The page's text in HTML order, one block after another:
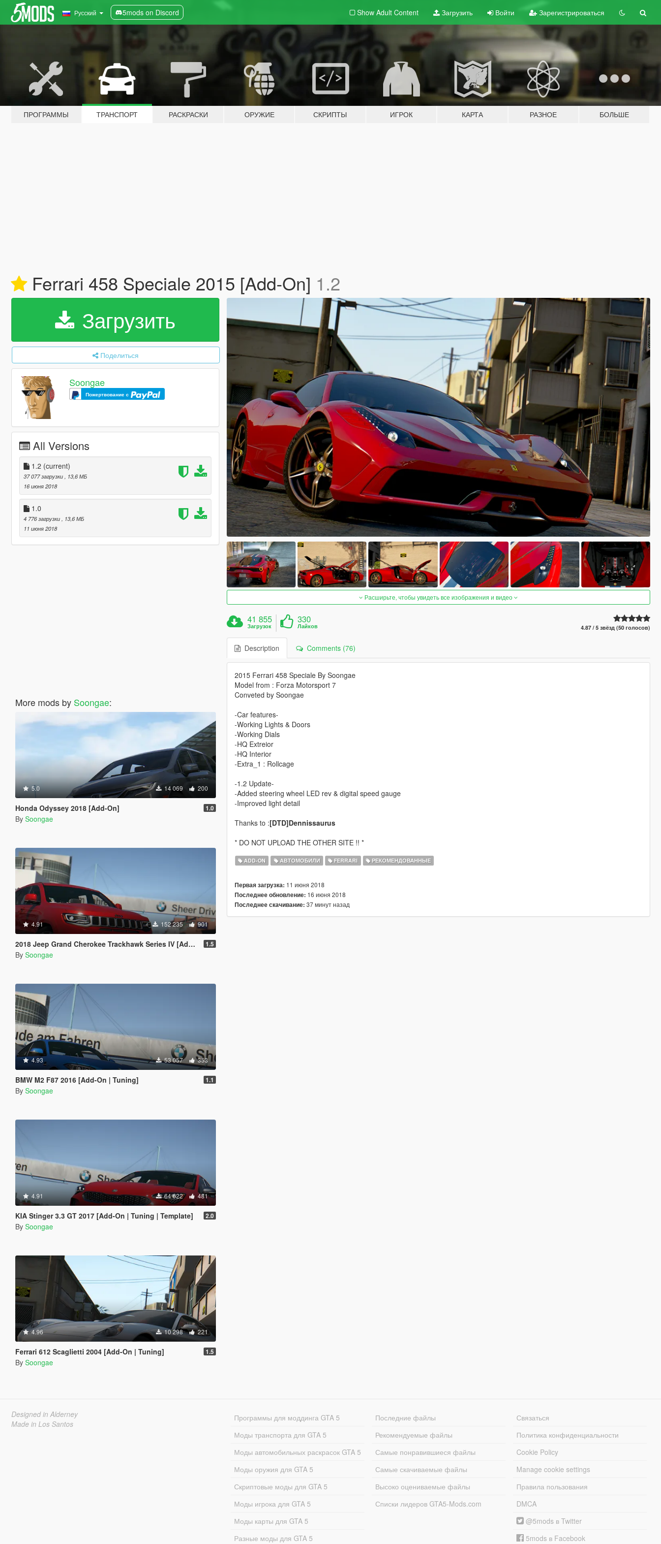
Русский 5mods on Discord Show Adult Content Загрузить Войти Зарегистрироваться
ПРОГРАММЫ ТРАНСПОРТ РАСКРАСКИ ОРУЖИЕ СКРИПТЫ ИГРОК КАРТА РАЗНОЕ БОЛЬШЕ
Ferrari 458 Speciale 2015 [Add-On] 1.2
Загрузить
Поделиться
Soongae
Пожертвование с
All Versions
1.2 (current)
37 077 загрузки
, 13,6 МБ
16 июня 2018
1.0
4 776 загрузки
, 13,6 МБ
11 июня 2018
More mods by Soongae:
5.0 14 069 200
Honda Odyssey 2018 [Add-On] 1.0
By Soongae
4.91 152 235 901
2018 Jeep Grand Cherokee Trackhawk Series IV [Add-On Tuning] 1.5
By Soongae
4.93 53 057 353
BMW M2 F87 2016 [Add-On | Tuning] 1.1
By Soongae
4.91 64 622 481
KIA Stinger 3.3 GT 2017 [Add-On | Tuning | Template] 2.0
By Soongae
4.96 10 298 221
Ferrari 612 Scaglietti 2004 [Add-On | Tuning] 1.5
By Soongae
Расширьте, чтобы увидеть все изображения и видео
41 855
Загрузок
330
Лайков 4.87 / 5 звёзд (50 голосов)
Description Comments (76)
2015 Ferrari 458 Speciale By Soongae
Model from : Forza Motorsport 7
Conveted by Soongae
-Car features-
-Working Lights & Doors
-Working Dials
-HQ Extreior
-HQ Interior
-Extra_1 : Rollcage
-1.2 Update-
-Added steering wheel LED rev & digital speed gauge
-Improved light detail
Thanks to :[DTD]Dennissaurus
* DO NOT UPLOAD THE OTHER SITE !! *
ADD-ON АВТОМОБИЛИ FERRARI РЕКОМЕНДОВАННЫЕ
Первая загрузка: 11 июня 2018
Последнее обновление: 16 июня 2018
Последнее скачивание: 37 минут назад
Designed in Alderney
Made in Los Santos
Программы для моддинга GTA 5
Моды транспорта для GTA 5
Моды автомобильных раскрасок GTA 5
Моды оружия для GTA 5
Скриптовые моды для GTA 5
Моды игрока для GTA 5
Моды карты для GTA 5
Разные моды для GTA 5
Последние файлы
Рекомендуемые файлы
Самые понравившиеся файлы
Самые скачиваемые файлы
Высоко оцениваемые файлы
Списки лидеров GTA5-Mods.com
Связаться
Политика конфиденциальности
Cookie Policy
Manage cookie settings
Правила пользования
DMCA
@5mods в Twitter
5mods в Facebook